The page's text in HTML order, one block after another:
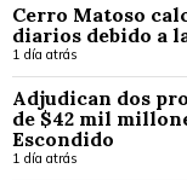
Cerro Matoso
diarios debido a
1 día atrás
Adjudican dos
de $42 mil
Escondido
1 día atrás